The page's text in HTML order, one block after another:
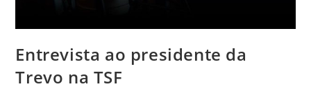
Entrevista ao presidente da
Trevo na TSF